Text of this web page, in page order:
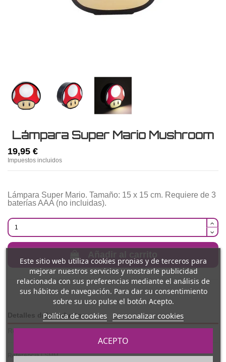
Lámpara Super Mario Mushroom
19,95 €
Impuestos incluidos
Lámpara Super Mario. Tamaño: 15 x 15 cm. Requiere de 3
baterías AAA (no incluidas).
Detalles del producto
Referencia LSMM
Este sitio web utiliza cookies propias y de terceros para
mejorar nuestros servicios y mostrarle publicidad
relacionada con sus preferencias mediante el análisis de
sus hábitos de navegación. Para dar su consentimiento
sobre su uso pulse el botón Acepto.
Política de cookies Personalizar cookies
ACEPTO